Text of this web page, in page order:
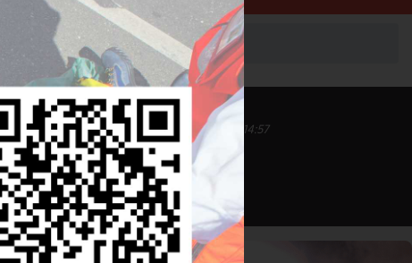
Inscrit depuis le 12/04/2024 à 14:57
Informations mises à jour le 12/04/2024 à 14:57